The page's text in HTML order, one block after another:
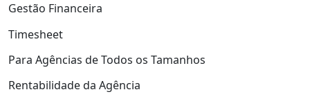
Gestão Financeira
Timesheet
Para Agências de Todos os Tamanhos
Rentabilidade da Agência